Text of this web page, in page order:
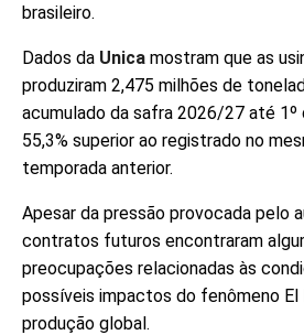
brasileiro.
Dados da Unica mostram que as
produziram 2,475 milhões de
acumulado da safra 2026/27 até 1º
55,3% superior ao registrado no
temporada anterior.
Apesar da pressão provocada pelo
contratos futuros encontraram
preocupações relacionadas às
possíveis impactos do fenômeno El
produção global.